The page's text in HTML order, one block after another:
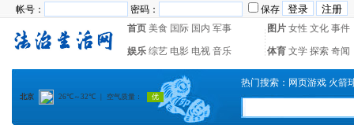
帐号： 密码：
保存
首页 美食 国际 国内 军事 图片 女性 文化 事件
娱乐 综艺 电影 电视 音乐 体育 文学 探索 奇闻
热门搜索： 网页游戏 火箭